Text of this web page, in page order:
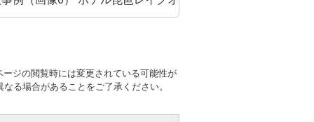
ジの閲覧時には変更されている可能性が
る場合があることをご了承ください。